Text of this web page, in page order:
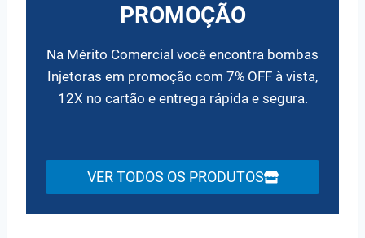
PROMOÇÃO
Na Mérito Comercial você encontra bombas
Injetoras em promoção com 7% OFF à vista,
12X no cartão e entrega rápida e segura.
VER TODOS OS PRODUTOS